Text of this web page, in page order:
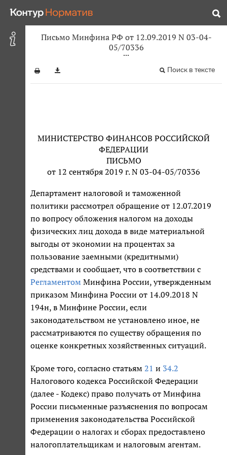
Письмо Минфина РФ от 12.09.2019 N 03-04-
05/70336
Поиск в тексте
МИНИСТЕРСТВО ФИНАНСОВ РОССИЙСКОЙ
ФЕДЕРАЦИИ
ПИСЬМО
от 12 сентября 2019 г. N 03-04-05/70336
Департамент налоговой и таможенной
политики рассмотрел обращение от 12.07.2019
по вопросу обложения налогом на доходы
физических лиц дохода в виде материальной
выгоды от экономии на процентах за
пользование заемными (кредитными)
средствами и сообщает, что в соответствии с
Регламентом Минфина России, утвержденным
приказом Минфина России от 14.09.2018 N
194н, в Минфине России, если
законодательством не установлено иное, не
рассматриваются по существу обращения по
оценке конкретных хозяйственных ситуаций.
Кроме того, согласно статьям 21 и 34.2
Налогового кодекса Российской Федерации
(далее - Кодекс) право получать от Минфина
России письменные разъяснения по вопросам
применения законодательства Российской
Федерации о налогах и сборах предоставлено
налогоплательщикам и налоговым агентам.